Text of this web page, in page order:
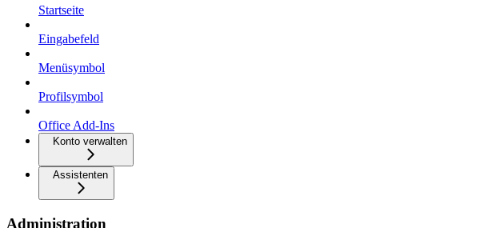
Startseite
Eingabefeld
Menüsymbol
Profilsymbol
Office Add-Ins
Konto verwalten
Assistenten
Administration